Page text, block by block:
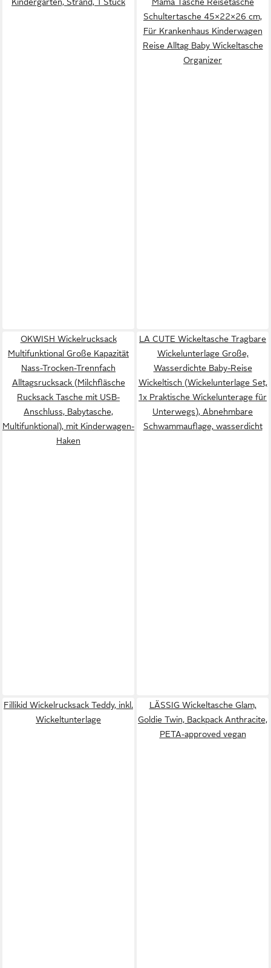
Schultertasche 45×22×26 cm,
Für Krankenhaus Kinderwagen
Reise Alltag Baby Wickeltasche
Organizer
OKWISH Wickelrucksack
Multifunktional Große Kapazität
Nass-Trocken-Trennfach
Alltagsrucksack (Milchfläsche
Rucksack Tasche mit USB-
Anschluss, Babytasche,
Multifunktional), mit Kinderwagen-
Haken
LA CUTE Wickeltasche Tragbare
Wickelunterlage Große,
Wasserdichte Baby-Reise
Wickeltisch (Wickelunterlage Set,
1x Praktische Wickelunterage für
Unterwegs), Abnehmbare
Schwammauflage, wasserdicht
Fillikid Wickelrucksack Teddy, inkl.
Wickeltunterlage
LÄSSIG Wickeltasche Glam,
Goldie Twin, Backpack Anthracite,
PETA-approved vegan